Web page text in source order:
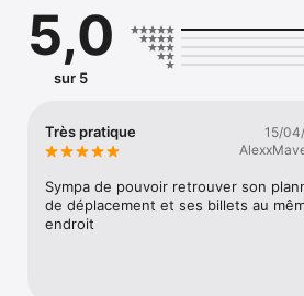
votre voyage sans vous soucier des
Découvrez le monde en toute
5,0
sur 5
Très pratique
15/
Sympa de pouvoir retrouver son
de déplacement et ses billets au
endroit